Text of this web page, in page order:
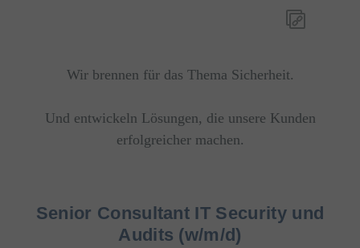
Wir brennen für das Thema Sicherheit.
Und entwickeln Lösungen, die unsere Kunden
erfolgreicher machen.
Senior Consultant IT Security und
Audits (w/m/d)